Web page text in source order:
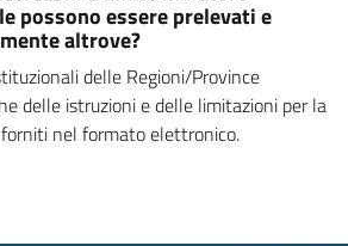
possono essere prelevati e
altrove?
delle Regioni/Province
delle istruzioni e delle limitazioni per la
nel formato elettronico.